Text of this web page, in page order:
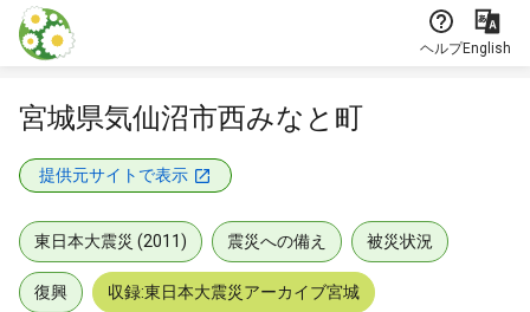
本文に飛ぶ
ヘルプEnglish
宮城県気仙沼市西みなと町
提供元サイトで表示
東日本大震災 (2011) 震災への備え 被災状況
復興 収録:東日本大震災アーカイブ宮城